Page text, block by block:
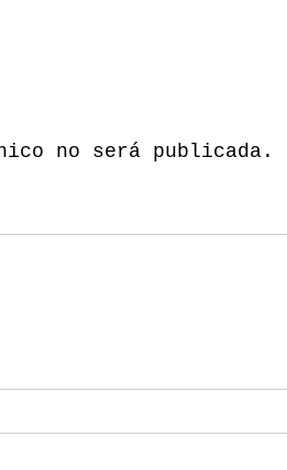
no será publicada.